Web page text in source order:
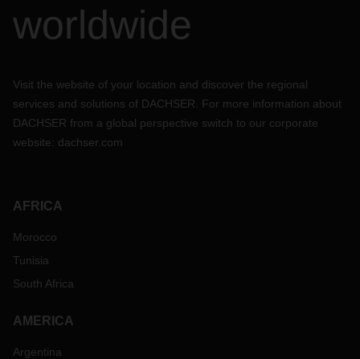
worldwide
Visit the website of your location and discover the regional
services and solutions of DACHSER. For more information about
DACHSER from a global perspective switch to our corporate
website: dachser.com
AFRICA
Morocco
Tunisia
South Africa
AMERICA
Argentina